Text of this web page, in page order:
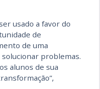
usado a favor do
de
de uma
problemas.
alunos de sua